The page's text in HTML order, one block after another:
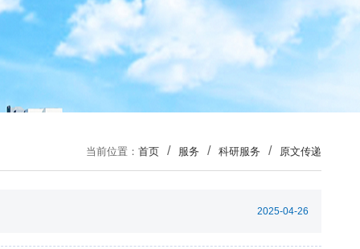
当前位置： 首页 服务 科研服务 原文传递
2025-04-26